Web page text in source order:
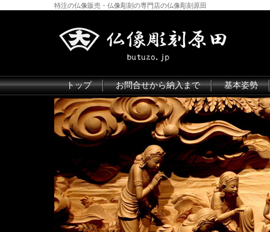
特注の仏像販売・仏像彫刻の専門店の仏像彫刻原田
トップ お問合せから納入まで 基本姿勢